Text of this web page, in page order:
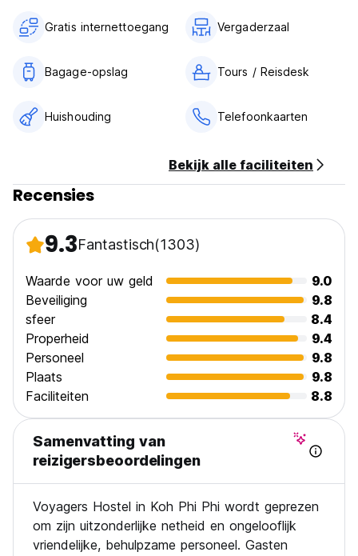
Gratis internettoegang Vergaderzaal
Bagage-opslag Tours / Reisdesk
Huishouding Telefoonkaarten
Bekijk alle faciliteiten
Recensies
9.3Fantastisch(1303)
Waarde voor uw geld
9.0
Beveiliging
9.8
sfeer
8.4
Properheid
9.4
Personeel
9.8
Plaats
9.8
Faciliteiten
8.8
Samenvatting van
reizigersbeoordelingen
Voyagers Hostel in Koh Phi Phi wordt geprezen
om zijn uitzonderlijke netheid en ongelooflijk
vriendelijke, behulpzame personeel. Gasten